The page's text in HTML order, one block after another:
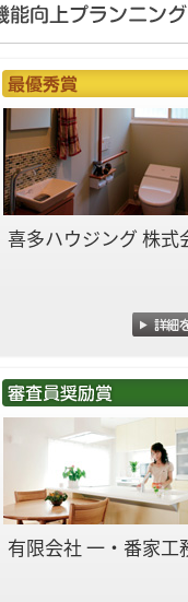
喜多ハウジング 株式
有限会社 一・番家工